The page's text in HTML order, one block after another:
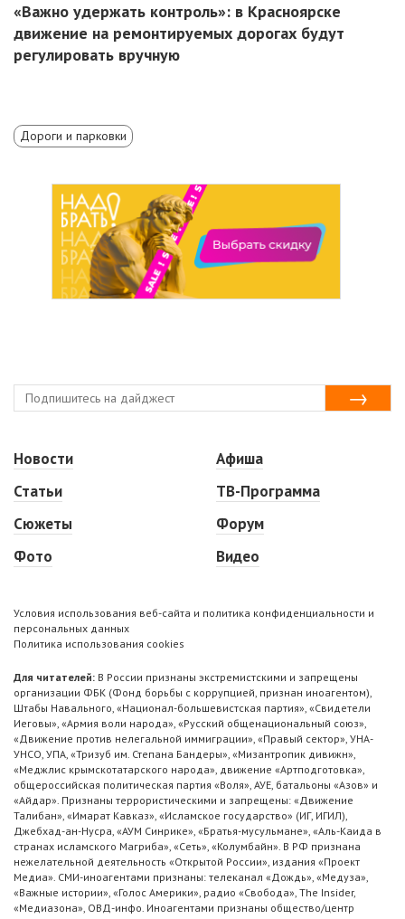
«Важно удержать контроль»: в Красноярске
движение на ремонтируемых дорогах будут
регулировать вручную
Дороги и парковки
Новости
Статьи
Сюжеты
Фото
Афиша
ТВ-Программа
Форум
Видео
Условия использования веб-сайта и политика конфиденциальности и
персональных данных
Политика использования cookies
Для читателей: В России признаны экстремистскими и запрещены
организации ФБК (Фонд борьбы с коррупцией, признан иноагентом),
Штабы Навального, «Национал-большевистская партия», «Свидетели
Иеговы», «Армия воли народа», «Русский общенациональный союз»,
«Движение против нелегальной иммиграции», «Правый сектор», УНА-
УНСО, УПА, «Тризуб им. Степана Бандеры», «Мизантропик дивижн»,
«Меджлис крымскотатарского народа», движение «Артподготовка»,
общероссийская политическая партия «Воля», АУЕ, батальоны «Азов» и
«Айдар». Признаны террористическими и запрещены: «Движение
Талибан», «Имарат Кавказ», «Исламское государство» (ИГ, ИГИЛ),
Джебхад-ан-Нусра, «АУМ Синрике», «Братья-мусульмане», «Аль-Каида в
странах исламского Магриба», «Сеть», «Колумбайн». В РФ признана
нежелательной деятельность «Открытой России», издания «Проект
Медиа». СМИ-иноагентами признаны: телеканал «Дождь», «Медуза»,
«Важные истории», «Голос Америки», радио «Свобода», The Insider,
«Медиазона», ОВД-инфо. Иноагентами признаны общество/центр